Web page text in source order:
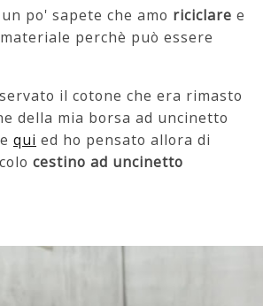
po' sapete che amo riciclare e
perchè può essere
il cotone che era rimasto
della mia borsa ad uncinetto
qui ed ho pensato allora di
cestino ad uncinetto